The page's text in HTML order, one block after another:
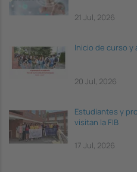
21 Jul, 2026
Inicio de curso y
20 Jul, 2026
Estudiantes y
visitan la FIB
17 Jul, 2026